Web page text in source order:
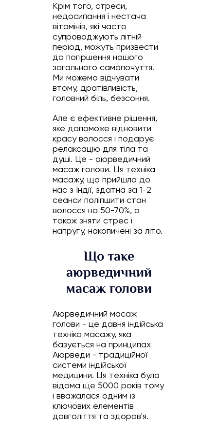
Крім того, стреси,
недосипання і нестача
вітамінів, які часто
супроводжують літній
період, можуть призвести
до погіршення нашого
загального самопочуття.
Ми можемо відчувати
втому, дратівливість,
головний біль, безсоння.
Але є ефективне рішення,
яке допоможе відновити
красу волосся і подарує
релаксацію для тіла та
душі. Це - аюрведичний
масаж голови. Ця техніка
масажу, що прийшла до
нас з Індії, здатна за 1-2
сеанси поліпшити стан
волосся на 50-70%, а
також зняти стрес і
напругу, накопичені за літо.
Що таке
аюрведичний
масаж голови
Аюрведичний масаж
голови - це давня індійська
техніка масажу, яка
базується на принципах
Аюрведи - традиційної
системи індійської
медицини. Ця техніка була
відома ще 5000 років тому
і вважалася одним із
ключових елементів
довголіття та здоров'я.